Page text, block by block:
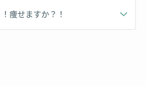
痩せますか？！